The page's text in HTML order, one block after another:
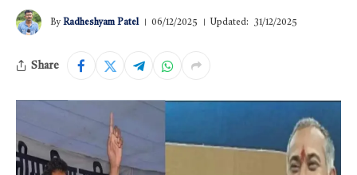
By Radheshyam Patel 06/12/2025 Updated: 31/12/2025
Share